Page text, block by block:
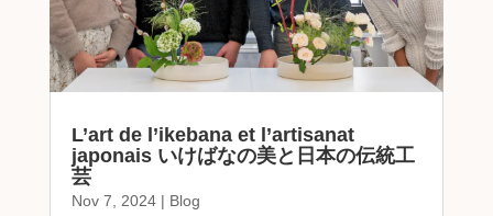
L’art de l’ikebana et l’artisanat
japonais いけばなの美と日本の伝統工
芸
Nov 7, 2024| Blog